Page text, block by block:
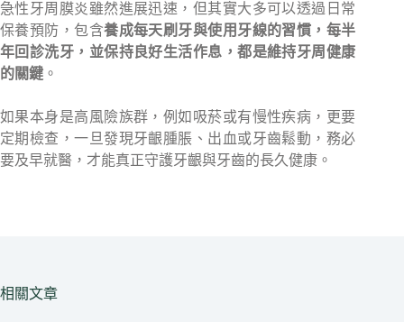
急性牙周膜炎雖然進展迅速，但其實大多可以透過日常
保養預防，包含養成每天刷牙與使用牙線的習慣，每半
年回診洗牙，並保持良好生活作息，都是維持牙周健康
的關鍵 。
如果本身是高風險族群，例如吸菸或有慢性疾病，更要
定期檢查，一旦發現牙齦腫脹、出血或牙齒鬆動，務必
要及早就醫，才能真正守護牙齦與牙齒的長久健康。
相關文章